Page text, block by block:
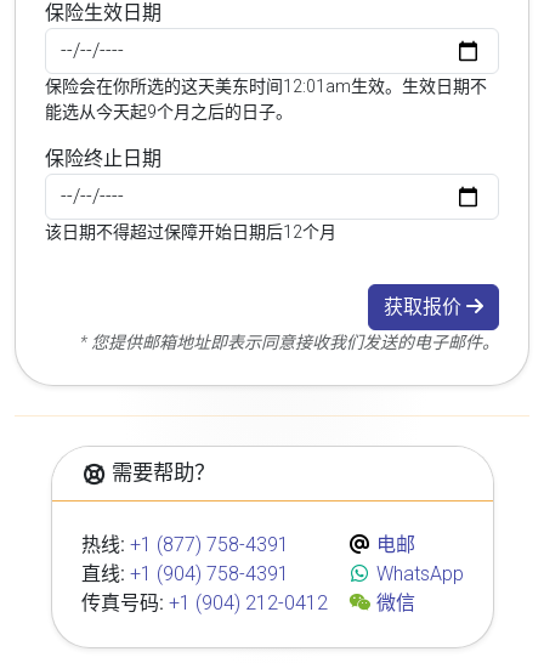
保险生效日期
保险会在你所选的这天美东时间12:01am生效。生效日期不
能选从今天起9个月之后的日子。
保险终止日期
该日期不得超过保障开始日期后12个月
获取报价
* 您提供邮箱地址即表示同意接收我们发送的电子邮件。
需要帮助？
热线: +1 (877) 758-4391
直线: +1 (904) 758-4391
传真号码: +1 (904) 212-0412
电邮
WhatsApp
微信